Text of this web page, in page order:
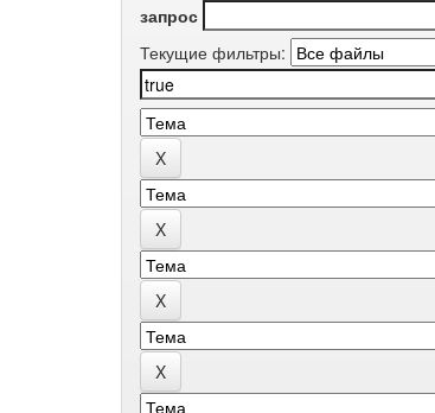
запрос
Текущие фильтры: